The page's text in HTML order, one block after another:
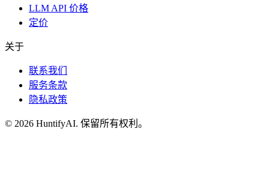
LLM API 价格
定价
关于
联系我们
服务条款
隐私政策
© 2026 HuntifyAI. 保留所有权利。